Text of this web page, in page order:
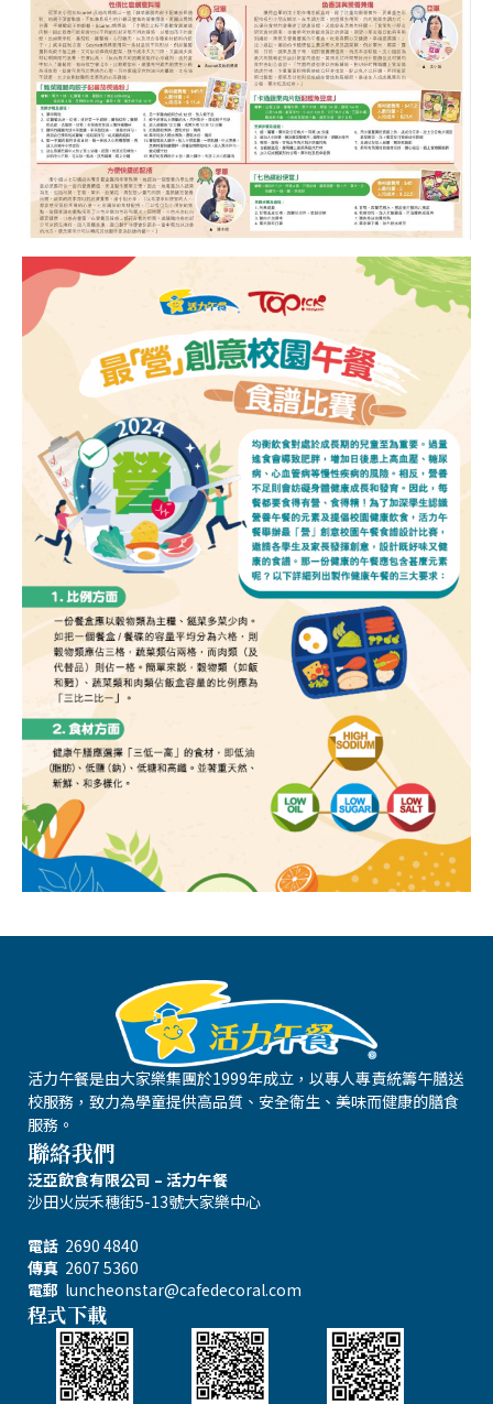
活力午餐是由大家樂集團於1999年成立，以專人專責統籌午膳送
校服務，致力為學童提供高品質、安全衛生、美味而健康的膳食
服務。
聯絡我們
泛亞飲食有限公司 – 活力午餐
沙田火炭禾穗街5-13號大家樂中心
電話 2690 4840
傳真 2607 5360
電郵 luncheonstar@cafedecoral.com
程式下載